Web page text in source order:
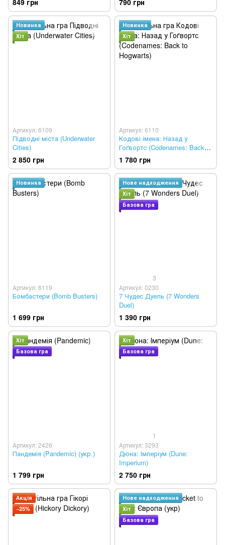
Новинка
Хіт
Артикул: 6109
Підводні міста (Underwater
Cities)
2 850 грн
Новинка
Хіт
Артикул: 6110
Кодові імена: Назад у
Гоґвортс (Codenames: Back to
Hogwarts) (укр.)
1 780 грн
Новинка
Артикул: 6119
Бомбастери (Bomb Busters)
1 699 грн
Нове надходження
Хіт
Базова гра
3
Артикул: 0230
7 Чудес Дуель (7 Wonders
Duel)
1 390 грн
Хіт
Базова гра
Артикул: 2426
Пандемія (Pandemic) (укр.)
1 799 грн
Хіт
Базова гра
1
Артикул: 3293
Дюна: Імперіум (Dune:
Imperium)
2 750 грн
Акція
−25%
Нове надходження
Хіт
Базова гра